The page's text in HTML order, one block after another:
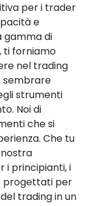
per i trader
e
gamma di
ti forniamo
nel trading
sembrare
strumenti
Noi di
che si
Che tu
i principianti, i
progettati per
trading in un